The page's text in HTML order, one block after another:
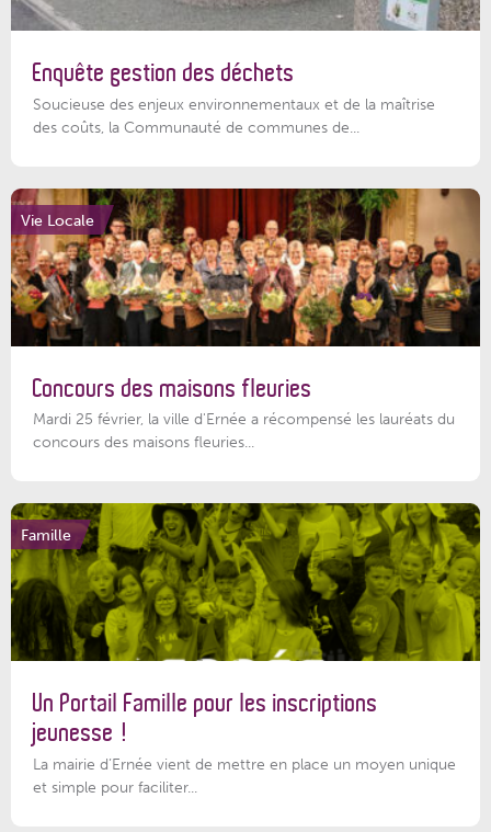
Enquête gestion des déchets
Soucieuse des enjeux environnementaux et de la maîtrise
des coûts, la Communauté de communes de...
Vie Locale
Concours des maisons fleuries
Mardi 25 février, la ville d'Ernée a récompensé les lauréats du
concours des maisons fleuries...
Famille
Un Portail Famille pour les inscriptions
jeunesse !
La mairie d’Ernée vient de mettre en place un moyen unique
et simple pour faciliter...